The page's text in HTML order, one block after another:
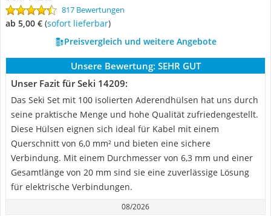
817 Bewertungen
ab 5,00 € ( Sofort lieferbar)
Preisvergleich und weitere Angebote
Unsere Bewertung: SEHR GUT
Unser Fazit für Seki 14209:
Das Seki Set mit 100 isolierten Aderendhülsen hat uns durch
seine praktische Menge und hohe Qualität zufriedengestellt.
Diese Hülsen eignen sich ideal für Kabel mit einem
Querschnitt von 6,0 mm² und bieten eine sichere
Verbindung. Mit einem Durchmesser von 6,3 mm und einer
Gesamtlänge von 20 mm sind sie eine zuverlässige Lösung
für elektrische Verbindungen.
08/2026